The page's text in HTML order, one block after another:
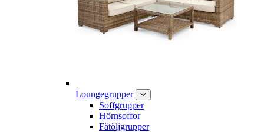
Loungegrupper
Soffgrupper
Hörnsoffor
Fåtöljgrupper